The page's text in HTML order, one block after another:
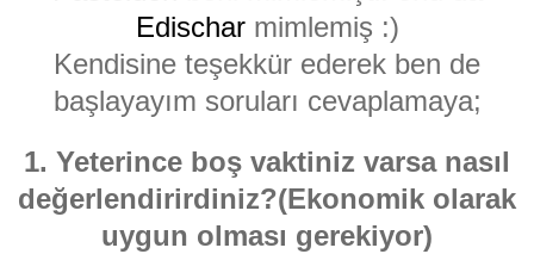
Edischarmimlemiş :)
Kendisine teşekkür ederek ben de
başlayayım soruları cevaplamaya;
1. Yeterince boş vaktiniz varsa nasıl
değerlendirirdiniz?(Ekonomik olarak
uygun olması gerekiyor)